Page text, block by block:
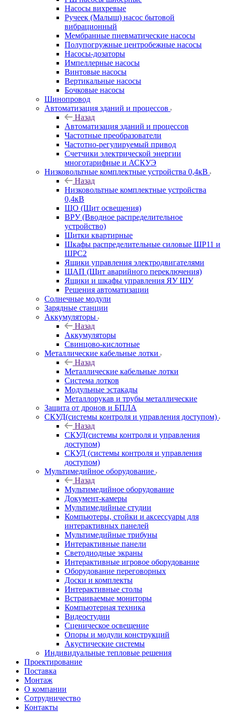
Насосы вихревые
Ручеек (Малыш) насос бытовой
вибрационный
Мембранные пневматические насосы
Полупогружные центробежные насосы
Насосы-дозаторы
Импеллерные насосы
Винтовые насосы
Вертикальные насосы
Бочковые насосы
Шинопровод
Автоматизация зданий и процессов
Назад
Автоматизация зданий и процессов
Частотные преобразователи
Частотно-регулируемый привод
Счетчики электрической энергии
многотарифные и АСКУЭ
Низковольтные комплектные устройства 0,4кВ
Назад
Низковольтные комплектные устройства
0,4кВ
ЩО (Щит освещения)
ВРУ (Вводное распределительное
устройство)
Щитки квартирные
Шкафы распределительные силовые ШР11 и
ШРС2
Ящики управления электродвигателями
ЩАП (Щит аварийного переключения)
Ящики и шкафы управления ЯУ ШУ
Решения автоматизации
Солнечные модули
Зарядные станции
Аккумуляторы
Назад
Аккумуляторы
Свинцово-кислотные
Металлические кабельные лотки
Назад
Металлические кабельные лотки
Система лотков
Модульные эстакады
Металлорукав и трубы металлические
Защита от дронов и БПЛА
СКУД(системы контроля и управления доступом)
Назад
СКУД(системы контроля и управления
доступом)
СКУД (системы контроля и управления
доступом)
Мультимедийное оборудование
Назад
Мультимедийное оборудование
Документ-камеры
Мультимедийные студии
Компьютеры, стойки и аксессуары для
интерактивных панелей
Мультимедийные трибуны
Интерактивные панели
Светодиодные экраны
Интерактивные игровое оборудование
Оборудование переговорных
Доски и комплекты
Интерактивные столы
Встраиваемые мониторы
Компьютерная техника
Видеостудии
Cценическое освещение
Опоры и модули конструкций
Акустические системы
Индивидуальные тепловые решения
Проектирование
Поставка
Монтаж
О компании
Сотрудничество
Контакты